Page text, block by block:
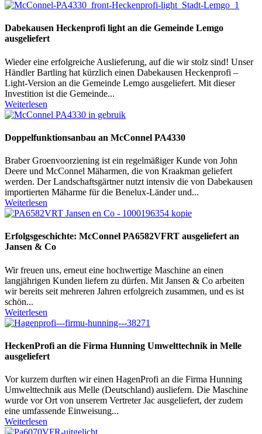
Dabekausen Heckenprofi light an die Gemeinde Lemgo
ausgeliefert
Wieder eine erfolgreiche Auslieferung, auf die wir stolz sind! Unser
Händler Bartling hat kürzlich einen Dabekausen Heckenprofi –
Light-Version an die Gemeinde Lemgo ausgeliefert. Mit dieser
Investition ist die Gemeinde...
Weiterlesen
Doppelfunktionsanbau an McConnel PA4330
Braber Groenvoorziening ist ein regelmäßiger Kunde von John
Deere und McConnel Mäharmen, die von Kraakman geliefert
werden. Der Landschaftsgärtner nutzt intensiv die von Dabekausen
importierten Mäharme für die Benelux-Länder und...
Weiterlesen
Erfolgsgeschichte: McConnel PA6582VFRT ausgeliefert an
Jansen & Co
Wir freuen uns, erneut eine hochwertige Maschine an einen
langjährigen Kunden liefern zu dürfen. Mit Jansen & Co arbeiten
wir bereits seit mehreren Jahren erfolgreich zusammen, und es ist
schön...
Weiterlesen
HeckenProfi an die Firma Hunning Umwelttechnik in Melle
ausgeliefert
Vor kurzem durften wir einen HagenProfi an die Firma Hunning
Umwelttechnik aus Melle (Deutschland) ausliefern. Die Maschine
wurde vor Ort von unserem Vertreter Jac ausgeliefert, der zudem
eine umfassende Einweisung...
Weiterlesen